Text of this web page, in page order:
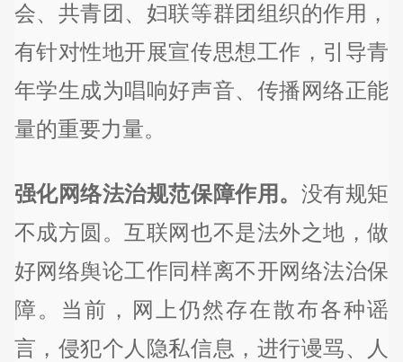
会、共青团、妇联等群团组织的作用，
有针对性地开展宣传思想工作，引导青
年学生成为唱响好声音、传播网络正能
量的重要力量。
强化网络法治规范保障作用。 没有规矩
不成方圆。互联网也不是法外之地，做
好网络舆论工作同样离不开网络法治保
障。当前，网上仍然存在散布各种谣
言，侵犯个人隐私信息，进行谩骂、人